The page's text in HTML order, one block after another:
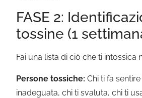
FASE 2:
tossine (1
Fai una lista di ciò che ti intossica
Persone tossiche: Chi ti fa
inadeguata, chi ti svaluta, chi ti